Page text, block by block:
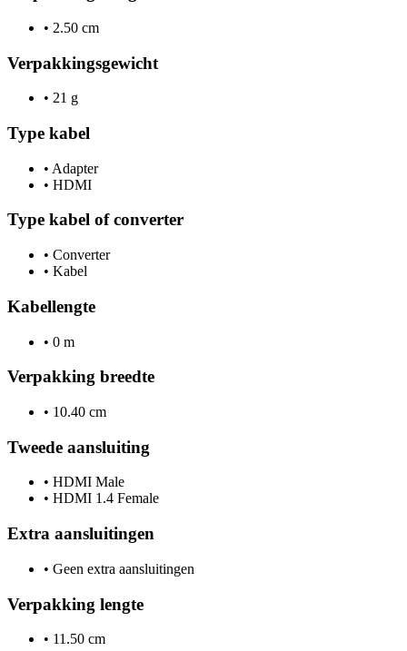
• 2.50 cm
Verpakkingsgewicht
• 21 g
Type kabel
• Adapter
• HDMI
Type kabel of converter
• Converter
• Kabel
Kabellengte
• 0 m
Verpakking breedte
• 10.40 cm
Tweede aansluiting
• HDMI Male
• HDMI 1.4 Female
Extra aansluitingen
• Geen extra aansluitingen
Verpakking lengte
• 11.50 cm